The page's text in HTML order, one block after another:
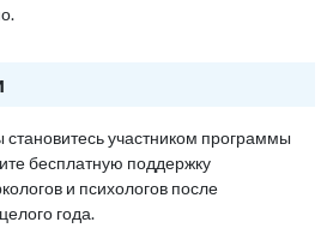
становитесь участником программы
бесплатную поддержку
и психологов после
года.